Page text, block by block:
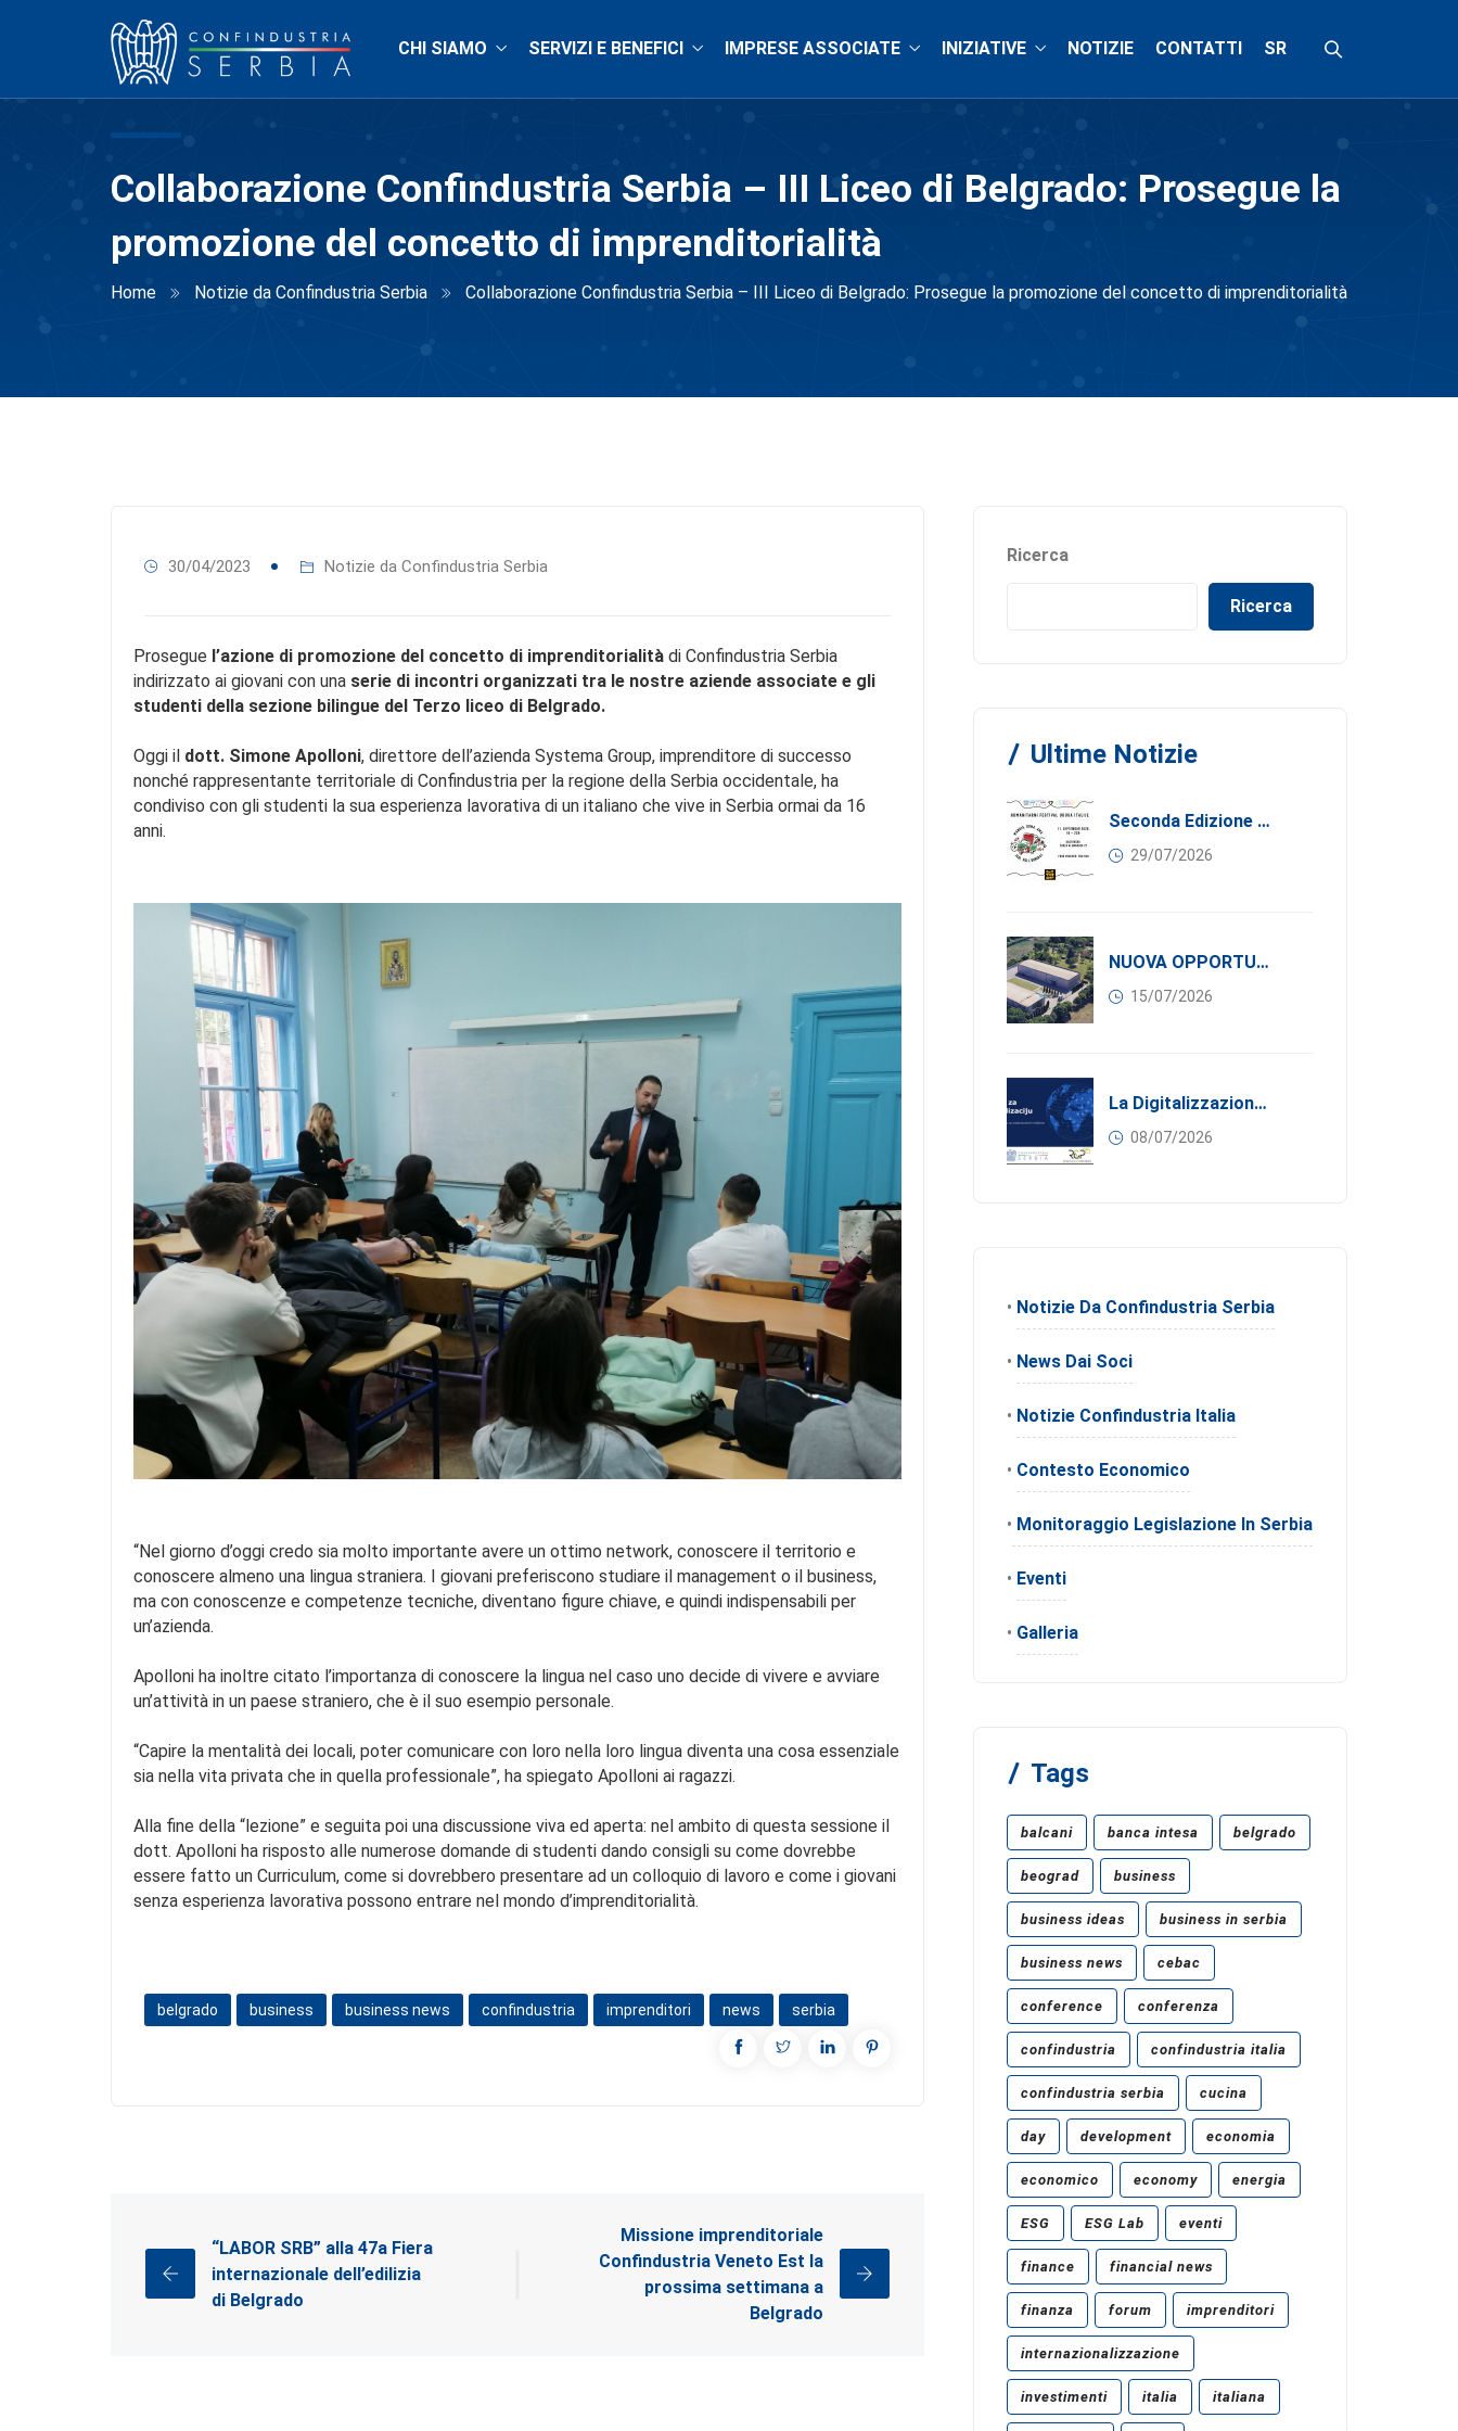
CHI SIAMO SERVIZI E BENEFICI IMPRESE ASSOCIATE INIZIATIVE NOTIZIE CONTATTI SR
Collaborazione Confindustria Serbia – III Liceo di Belgrado: Prosegue la
promozione del concetto di imprenditorialità
Home Notizie da Confindustria Serbia Collaborazione Confindustria Serbia – III Liceo di Belgrado: Prosegue la promozione del concetto di imprenditorialità
30/04/2023 Notizie da Confindustria Serbia
Prosegue l’azione di promozione del concetto di imprenditorialità di Confindustria Serbia
indirizzato ai giovani con una serie di incontri organizzati tra le nostre aziende associate e gli
studenti della sezione bilingue del Terzo liceo di Belgrado.
Oggi il dott. Simone Apolloni, direttore dell’azienda Systema Group, imprenditore di successo
nonché rappresentante territoriale di Confindustria per la regione della Serbia occidentale, ha
condiviso con gli studenti la sua esperienza lavorativa di un italiano che vive in Serbia ormai da 16
anni.
“Nel giorno d’oggi credo sia molto importante avere un ottimo network, conoscere il territorio e
conoscere almeno una lingua straniera. I giovani preferiscono studiare il management o il business,
ma con conoscenze e competenze tecniche, diventano figure chiave, e quindi indispensabili per
un’azienda.
Apolloni ha inoltre citato l’importanza di conoscere la lingua nel caso uno decide di vivere e avviare
un’attività in un paese straniero, che è il suo esempio personale.
“Capire la mentalità dei locali, poter comunicare con loro nella loro lingua diventa una cosa essenziale
sia nella vita privata che in quella professionale”, ha spiegato Apolloni ai ragazzi.
Alla fine della “lezione” e seguita poi una discussione viva ed aperta: nel ambito di questa sessione il
dott. Apolloni ha risposto alle numerose domande di studenti dando consigli su come dovrebbe
essere fatto un Curriculum, come si dovrebbero presentare ad un colloquio di lavoro e come i giovani
senza esperienza lavorativa possono entrare nel mondo d’imprenditorialità.
belgrado business business news confindustria imprenditori news serbia
“LABOR SRB” alla 47a Fiera
internazionale dell’edilizia
di Belgrado
Missione imprenditoriale
Confindustria Veneto Est la
prossima settimana a
Belgrado
Ricerca
Ricerca
Ultime Notizie
Seconda Edizione Di MANGIA. DONA. AMA: Quando La Gastronomia Incontra La Solidarietà, 11 Settembre 2026
29/07/2026
NUOVA OPPORTUNITÀ DI BUSINESS PER I SOCI DI CONFINDUSTRIA SERBIA: Affitasi Un Moderno Capannone Industriale A Pančevo – 1.200 M² Nella Zona Industriale
15/07/2026
La Digitalizzazione Come Motore Dell’internazionalizzazione
08/07/2026
• Notizie Da Confindustria Serbia
• News Dai Soci
• Notizie Confindustria Italia
• Contesto Economico
• Monitoraggio Legislazione In Serbia
• Eventi
• Galleria
Tags
balcani banca intesa belgrado
beograd business
business ideas business in serbia
business news cebac
conference conferenza
confindustria confindustria italia
confindustria serbia cucina
day development economia
economico economy energia
ESG ESG Lab eventi
finance financial news
finanza forum imprenditori
internazionalizzazione
investimenti italia italiana